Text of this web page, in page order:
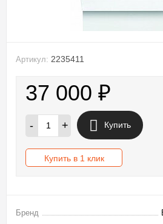
Артикул: 2235411
37 000 ₽
- + Купить
Купить в 1 клик
Бренд